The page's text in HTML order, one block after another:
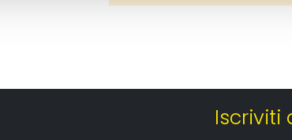
Iscriviti